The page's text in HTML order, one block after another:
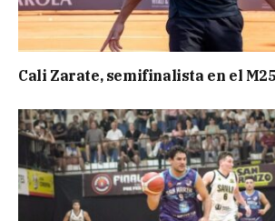
Cali Zarate, semifinalista en el